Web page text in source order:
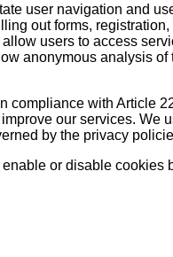
user navigation and
out forms,
allow users to access
anonymous analysis
compliance with Article
our services.
by the privacy
or disable cookies